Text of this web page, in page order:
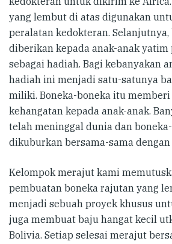
yang lembut di atas digunakan
peralatan kedokteran.
diberikan kepada anak-anak
sebagai hadiah. Bagi kebanyakan
hadiah ini menjadi satu-satunya
miliki. Boneka-boneka itu
kehangatan kepada anak-anak.
telah meninggal dunia dan
dikuburkan bersama-sama dengan
Kelompok merajut kami
pembuatan boneka rajutan yang
menjadi sebuah proyek khusus
juga membuat baju hangat kecil
Bolivia. Setiap selesai merajut